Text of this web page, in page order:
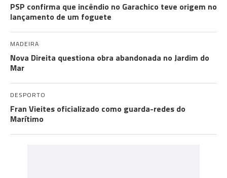
PSP confirma que incêndio no Garachico teve origem no
lançamento de um foguete
MADEIRA
Nova Direita questiona obra abandonada no Jardim do
Mar
DESPORTO
Fran Vieites oficializado como guarda-redes do
Marítimo